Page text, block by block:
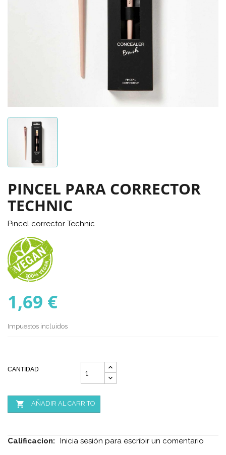
PINCEL PARA CORRECTOR
TECHNIC
Pincel corrector Technic
1,69 €
Impuestos incluidos
CANTIDAD
 AÑADIR AL CARRITO
Calificacion: Inicia sesión para escribir un comentario